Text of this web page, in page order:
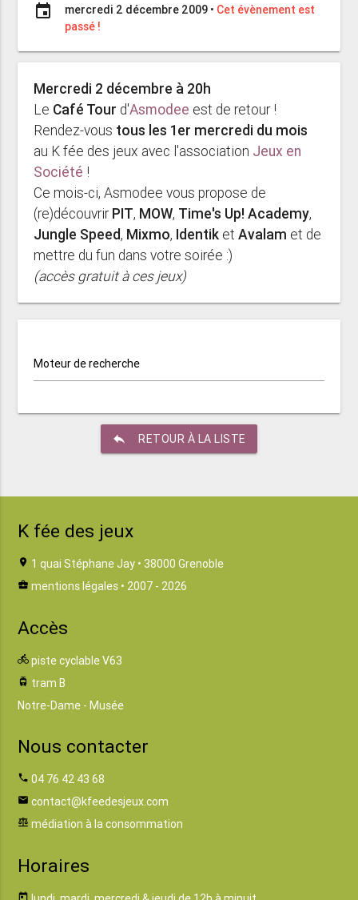
event mercredi 2 décembre 2009 • Cet évènement est
passé !
Mercredi 2 décembre à 20h
Le Café Tour d'Asmodee est de retour !
Rendez-vous tous les 1er mercredi du mois
au K fée des jeux avec l'association Jeux en
Société !
Ce mois-ci, Asmodee vous propose de
(re)découvrirPIT, MOW, Time's Up! Academy,
Jungle Speed, Mixmo, Identik etAvalam et de
mettre du fun dans votre soirée :)
(accès gratuit à ces jeux)
Moteur de recherche
reply RETOUR À LA LISTE
K fée des jeux
location_on 1 quai Stéphane Jay • 38000 Grenoble
business_center mentions légales • 2007 - 2026
Accès
directions_bike piste cyclable V63
tram tram B
Notre-Dame - Musée
Nous contacter
phone 04 76 42 43 68
email contact@kfeedesjeux.com
balance médiation à la consommation
Horaires
today